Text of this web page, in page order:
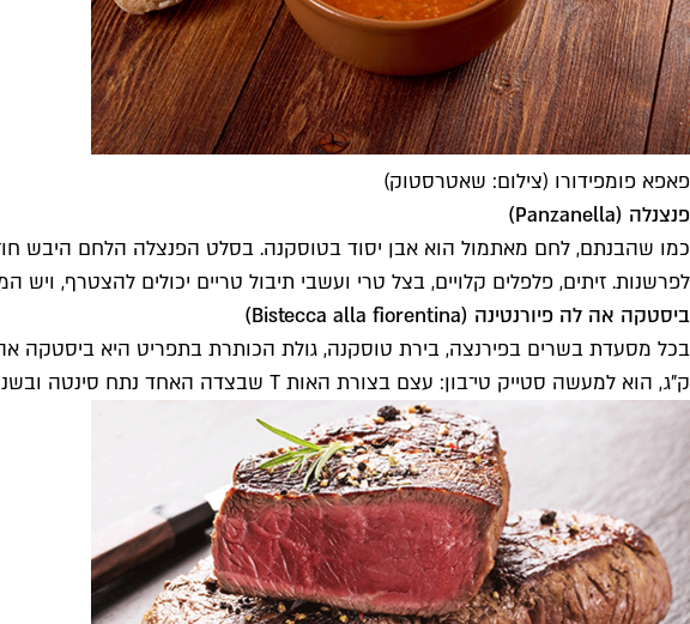
פאפא פומפידורו (צילום: שאטרסטוק)
פנצנלה (Panzanella
)
כמו שהבנתם, לחם מאתמול הוא אבן יסוד בטוסקנה. בסלט הפנצלה הלחם היבש
לפרשנות. זיתים, פלפלים קלויים, בצל טרי ועשבי תיבול טריים יכולים להצטרף, ויש
ביסטקה אה לה פיורנטינה (Bistecca alla fiorentina
)
ק"ג, הוא למעשה סטייק טי־בון: עצם בצורת האות T שבצדה האחד נתח סינטה ובשני פילה. את הביסטקה צולים מעל גחלים לוהטות ומגישים צרוב היטב מבחוץ ואדמוני ועסיסי מבפנים.